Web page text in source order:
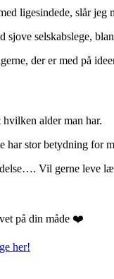
ligesindede, slår
selskabslege,
der er med på
alder man har.
har stor betydning for
Vil gerne leve
på din måde ❤️
her!